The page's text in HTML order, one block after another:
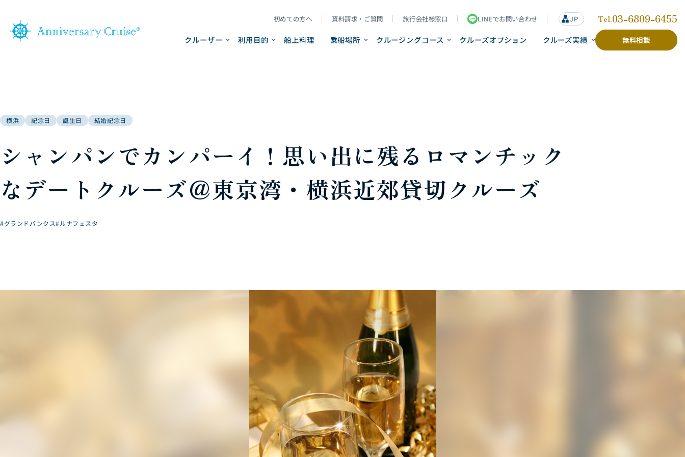
初めての方へ 資料請求・ご質問 旅行会社様窓口 LINEでお問い合わせ
lan
g
u
a
JP Tel.03-6809-6455
クルーザー 利用目的 船上料理 乗船場所 クルージングコース クルーズオプション クルーズ実績 無料相談
横浜 記念日 誕生日 結婚記念日
シャンパンでカンパーイ！思い出に残るロマンチック
なデートクルーズ＠東京湾・横浜近郊貸切クルーズ
#グランドバンクス#ルナフェスタ